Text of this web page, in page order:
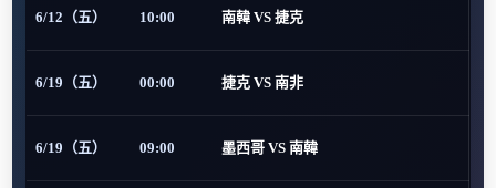
6/12（五） 10:00 南韓 VS 捷克
6/19（五） 00:00 捷克 VS 南非
6/19（五） 09:00 墨西哥 VS 南韓